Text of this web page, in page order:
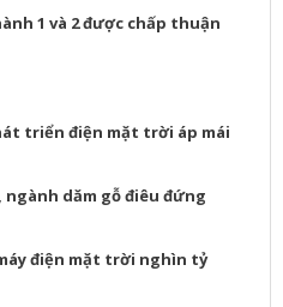
1 và 2 được chấp thuận
triển điện mặt trời áp mái
dăm gỗ điêu đứng
điện mặt trời nghìn tỷ